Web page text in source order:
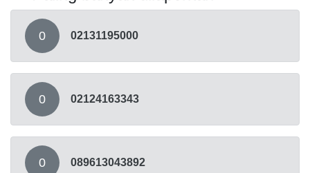
0 02131195000
0 02124163343
0 089613043892